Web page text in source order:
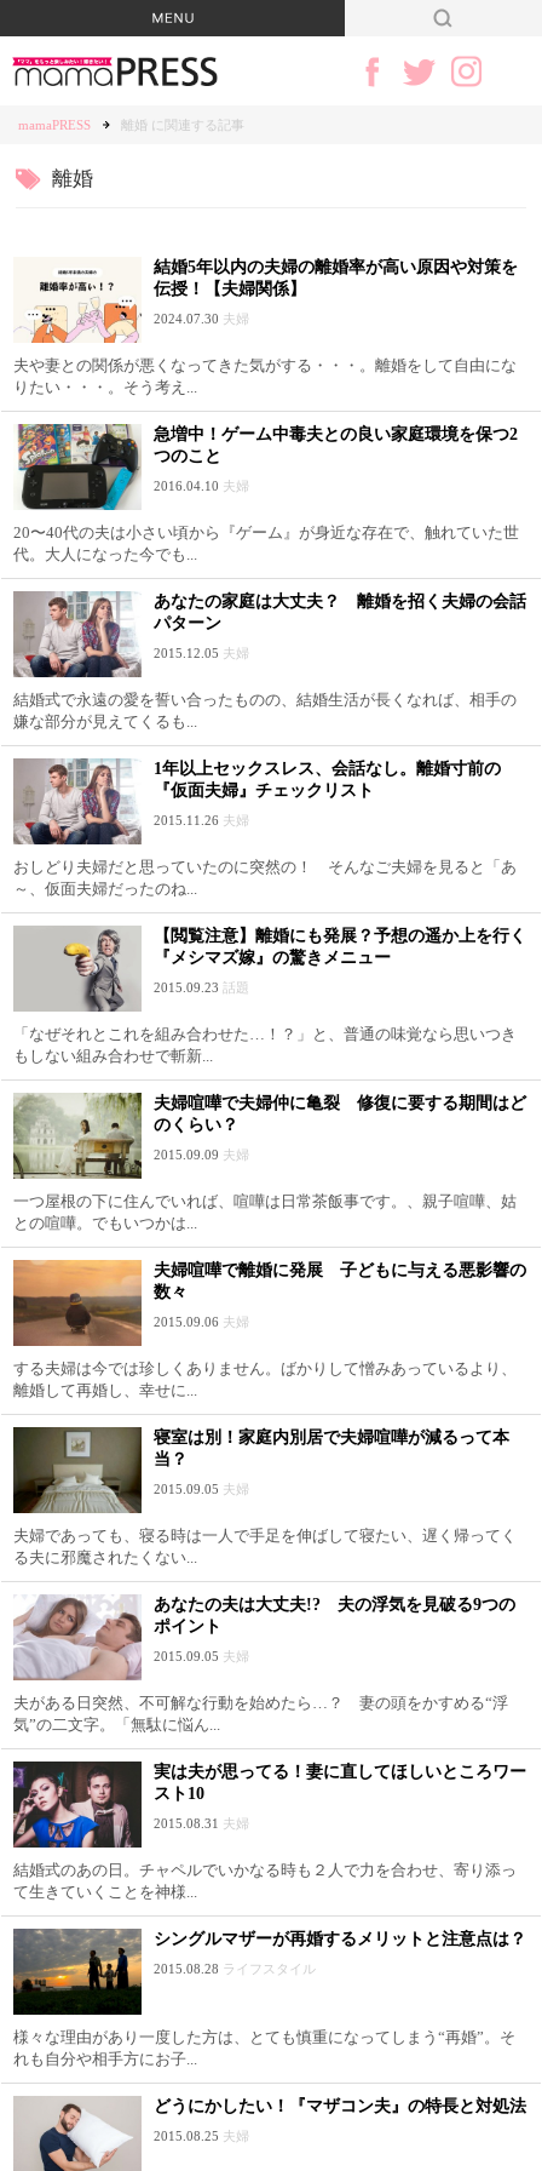
mamaPRESS 離婚 に関連する記事
離婚
結婚5年以内の夫婦の離婚率が高い原因や対策を
伝授！【夫婦関係】
2024.07.30 夫婦
夫や妻との関係が悪くなってきた気がする・・・。離婚をして自由にな
りたい・・・。そう考え...
急増中！ゲーム中毒夫との良い家庭環境を保つ2
つのこと
2016.04.10 夫婦
20〜40代の夫は小さい頃から『ゲーム』が身近な存在で、触れていた世
代。大人になった今でも...
あなたの家庭は大丈夫？ 離婚を招く夫婦の会話
パターン
2015.12.05 夫婦
結婚式で永遠の愛を誓い合ったものの、結婚生活が長くなれば、相手の
嫌な部分が見えてくるも...
1年以上セックスレス、会話なし。離婚寸前の
『仮面夫婦』チェックリスト
2015.11.26 夫婦
おしどり夫婦だと思っていたのに突然の！ そんなご夫婦を見ると「あ
～、仮面夫婦だったのね...
【閲覧注意】離婚にも発展？予想の遥か上を行く
『メシマズ嫁』の驚きメニュー
2015.09.23 話題
「なぜそれとこれを組み合わせた…！？」と、普通の味覚なら思いつき
もしない組み合わせで斬新...
夫婦喧嘩で夫婦仲に亀裂 修復に要する期間はど
のくらい？
2015.09.09 夫婦
一つ屋根の下に住んでいれば、喧嘩は日常茶飯事です。、親子喧嘩、姑
との喧嘩。でもいつかは...
夫婦喧嘩で離婚に発展 子どもに与える悪影響の
数々
2015.09.06 夫婦
する夫婦は今では珍しくありません。ばかりして憎みあっているより、
離婚して再婚し、幸せに...
寝室は別！家庭内別居で夫婦喧嘩が減るって本
当？
2015.09.05 夫婦
夫婦であっても、寝る時は一人で手足を伸ばして寝たい、遅く帰ってく
る夫に邪魔されたくない...
あなたの夫は大丈夫!? 夫の浮気を見破る9つの
ポイント
2015.09.05 夫婦
夫がある日突然、不可解な行動を始めたら…？ 妻の頭をかすめる“浮
気”の二文字。「無駄に悩ん...
実は夫が思ってる！妻に直してほしいところワー
スト10
2015.08.31 夫婦
結婚式のあの日。チャペルでいかなる時も２人で力を合わせ、寄り添っ
て生きていくことを神様...
シングルマザーが再婚するメリットと注意点は？
2015.08.28 ライフスタイル
様々な理由があり一度した方は、とても慎重になってしまう“再婚”。そ
れも自分や相手方にお子...
どうにかしたい！『マザコン夫』の特長と対処法
2015.08.25 夫婦